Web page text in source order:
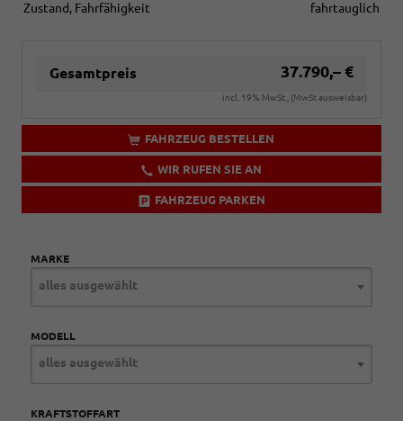
Zustand, Fahrfähigkeit
fahrtauglich
Gesamtpreis 37.790,– €
incl. 19% MwSt., (MwSt ausweisbar)
FAHRZEUG BESTELLEN
WIR RUFEN SIE AN
FAHRZEUG PARKEN
MARKE
alles ausgewählt
MODELL
alles ausgewählt
KRAFTSTOFFART